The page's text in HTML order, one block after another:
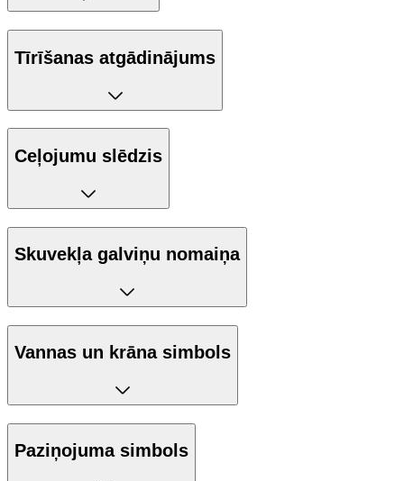
Tīrīšanas atgādinājums
Ceļojumu slēdzis
Skuvekļa galviņu nomaiņa
Vannas un krāna simbols
Paziņojuma simbols